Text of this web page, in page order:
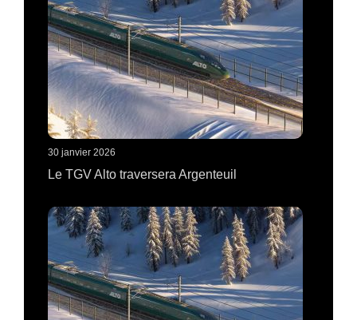
30 janvier 2026
Le TGV Alto traversera Argenteuil